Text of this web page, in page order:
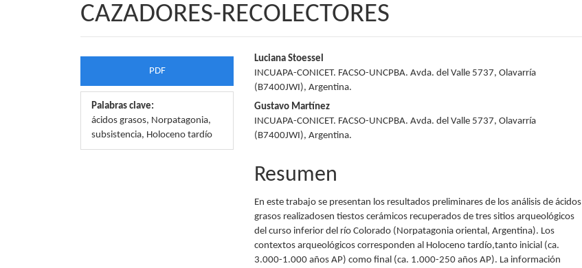
CAZADORES-RECOLECTORES
Barra
lateral
del
artículo
PDF
Palabras clave:
ácidos grasos, Norpatagonia,
subsistencia, Holoceno tardío
Contenido
principal
del
artículo
Luciana Stoessel
INCUAPA-CONICET. FACSO-UNCPBA. Avda. del Valle 5737, Olavarría
(B7400JWI), Argentina.
Gustavo Martínez
INCUAPA-CONICET. FACSO-UNCPBA. Avda. del Valle 5737, Olavarría
(B7400JWI), Argentina.
Resumen
En este trabajo se presentan los resultados preliminares de los análisis de ácidos
grasos realizadosen tiestos cerámicos recuperados de tres sitios arqueológicos
del curso inferior del río Colorado (Norpatagonia oriental, Argentina). Los
contextos arqueológicos corresponden al Holoceno tardío,tanto inicial (ca.
3.000-1.000 años AP) como final (ca. 1.000-250 años AP). La información